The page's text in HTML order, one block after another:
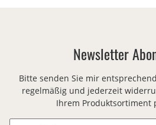
Newsletter
Bitte senden Sie mir
regelmäßig und jederzeit
Ihrem Produktsortiment